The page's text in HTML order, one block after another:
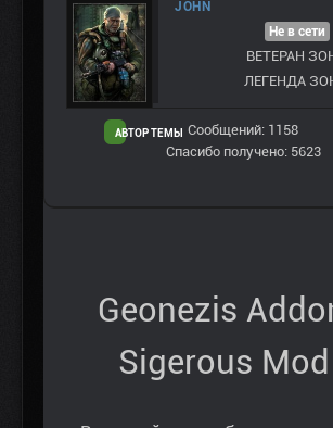
JOHN
АВТОР ТЕМЫ
Не в сети
ВЕТЕРАН
ЛЕГЕНДА
Сообщений: 1158
Спасибо получено: 5623
Geonezis
Sigerous